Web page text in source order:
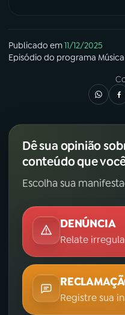
Publicado em11/12/2025
Episódio do programa
Dê sua opinião
conteúdo que
Escolha sua
DENÚNCIA
Relate
Registre sua